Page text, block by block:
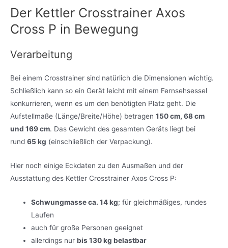
Der Kettler Crosstrainer Axos
Cross P in Bewegung
Verarbeitung
Bei einem Crosstrainer sind natürlich die Dimensionen wichtig.
Schließlich kann so ein Gerät leicht mit einem Fernsehsessel
konkurrieren, wenn es um den benötigten Platz geht. Die
Aufstellmaße (Länge/Breite/Höhe) betragen 150 cm, 68 cm
und 169 cm. Das Gewicht des gesamten Geräts liegt bei
rund 65 kg (einschließlich der Verpackung).
Hier noch einige Eckdaten zu den Ausmaßen und der
Ausstattung des Kettler Crosstrainer Axos Cross P:
Schwungmasse ca. 14 kg; für gleichmäßiges, rundes
Laufen
auch für große Personen geeignet
allerdings nurbis 130 kg belastbar